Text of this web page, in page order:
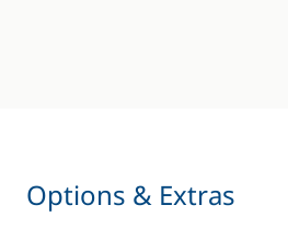
Options & Extras